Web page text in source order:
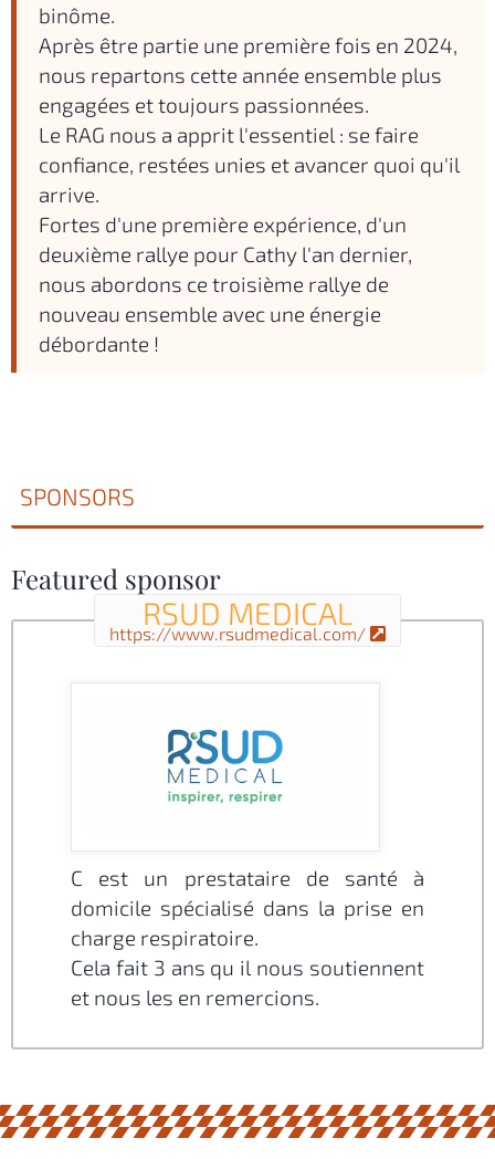
binôme.
Après être partie une première fois en 2024,
nous repartons cette année ensemble plus
engagées et toujours passionnées.
Le RAG nous a apprit l'essentiel : se faire
confiance, restées unies et avancer quoi qu'il
arrive.
Fortes d'une première expérience, d'un
deuxième rallye pour Cathy l'an dernier,
nous abordons ce troisième rallye de
nouveau ensemble avec une énergie
débordante !
SPONSORS
Featured sponsor
RSUD MEDICAL
https://www.rsudmedical.com/
C est un prestataire de santé à
domicile spécialisé dans la prise en
charge respiratoire.
Cela fait 3 ans qu il nous soutiennent
et nous les en remercions.